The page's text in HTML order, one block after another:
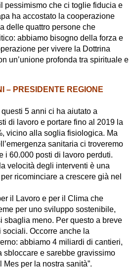
pessimismo che ci toglie fiducia e
ha accostato la cooperazione
delle quattro persone che
abbiamo bisogno della forza e
per vivere la Dottrina
un’unione profonda tra spirituale e
– PRESIDENTE REGIONE
5 anni ci ha aiutato a
di lavoro e portare fino al 2019 la
vicino alla soglia fisiologica. Ma
sanitaria ci troveremo
i 60.000 posti di lavoro perduti.
velocità degli interventi è una
ricominciare a crescere già nel
il Lavoro e per il Clima che
per uno sviluppo sostenibile,
sbaglia meno. Per questo a breve
Occorre anche la
abbiamo 4 miliardi di cantieri,
sbloccare e sarebbe gravissimo
per la nostra sanità”.